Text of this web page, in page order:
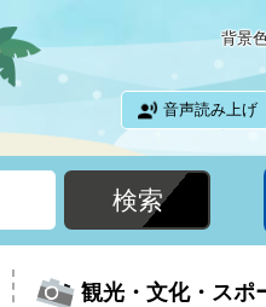
背景
音声読み上げ
観光・文化・スポ